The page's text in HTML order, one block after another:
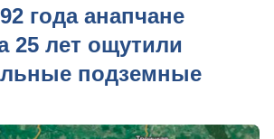
года анапчане
25 лет ощутили
подземные